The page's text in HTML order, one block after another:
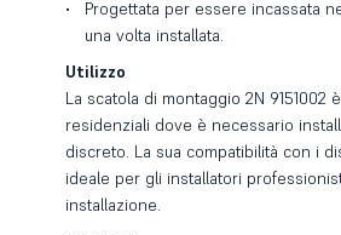
Progettata per essere incassata
una volta installata.
Utilizzo
La scatola di montaggio 2N
residenziali dove è necessario
discreto. La sua compatibilità con i
ideale per gli installatori
installazione.